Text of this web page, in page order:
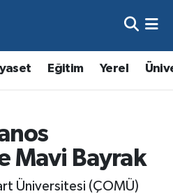
Eğitim Yerel
Mavi Bayrak
Üniversitesi (ÇOMÜ)
ve Fikstür